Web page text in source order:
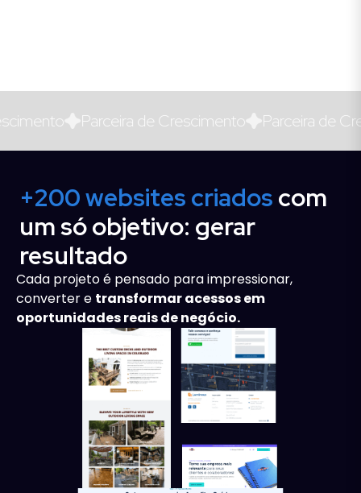
Parceira de Crescimento Parceira de
+200 websites criados com
um só objetivo: gerar
resultado
Cada projeto é pensado para impressionar,
converter e transformar acessos em
oportunidades reais de negócio.